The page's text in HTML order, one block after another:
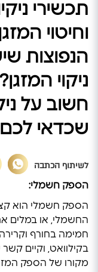
תכשירי
וחיטוי
הנפוצות
ניקוי
חשוב על
שכדאי
לשיתוף הכתבה
הספק חשמלי:
הספק חשמלי הוא
החשמלי, או במלים
חמימה בחורף
בקילוואט, וקיים קשר
מקורו של הספק